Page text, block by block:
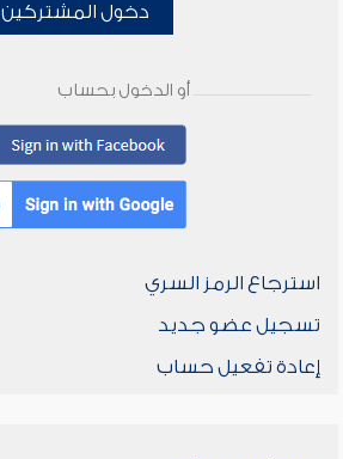
دخول المشتركين
أو الدخول بحساب
استرجاع الرمز السري
تسجيل عضو جديد
إعادة تفعيل حساب